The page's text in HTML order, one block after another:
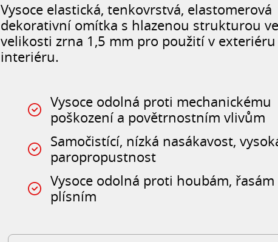
Vysoce elastická, tenkovrstvá, elastomerová
dekorativní omítka s hlazenou strukturou
velikosti zrna 1,5 mm pro použití v
interiéru.
Vysoce odolná proti mechanickému
poškození a povětrnostním vlivům
Samočistící, nízká nasákavost,
paropropustnost
Vysoce odolná proti houbám, řasám
plísním